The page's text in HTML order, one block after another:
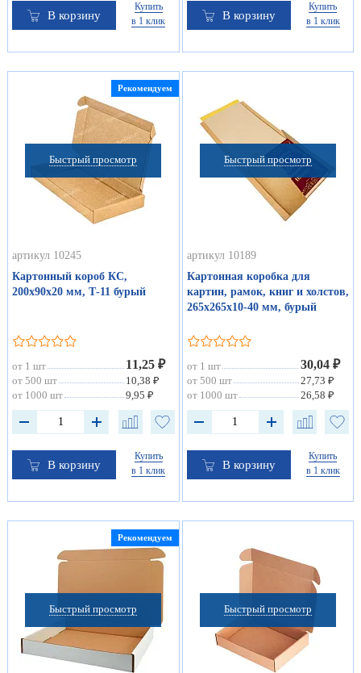
В корзину
Купить
в 1 клик
В корзину
Купить
в 1 клик
Быстрый просмотр
Рекомендуем
артикул 10245
Картонный короб КС,
200х90х20 мм, Т-11 бурый
от 1 шт 11,25 ₽
от 500 шт
10,38 ₽
от 1000 шт
9,95 ₽
В корзину
Купить
в 1 клик
Быстрый просмотр
артикул 10189
Картонная коробка для
картин, рамок, книг и холстов,
265х265х10-40 мм, бурый
от 1 шт 30,04 ₽
от 500 шт
27,73 ₽
от 1000 шт
26,58 ₽
В корзину
Купить
в 1 клик
Быстрый просмотр
Рекомендуем
Быстрый просмотр